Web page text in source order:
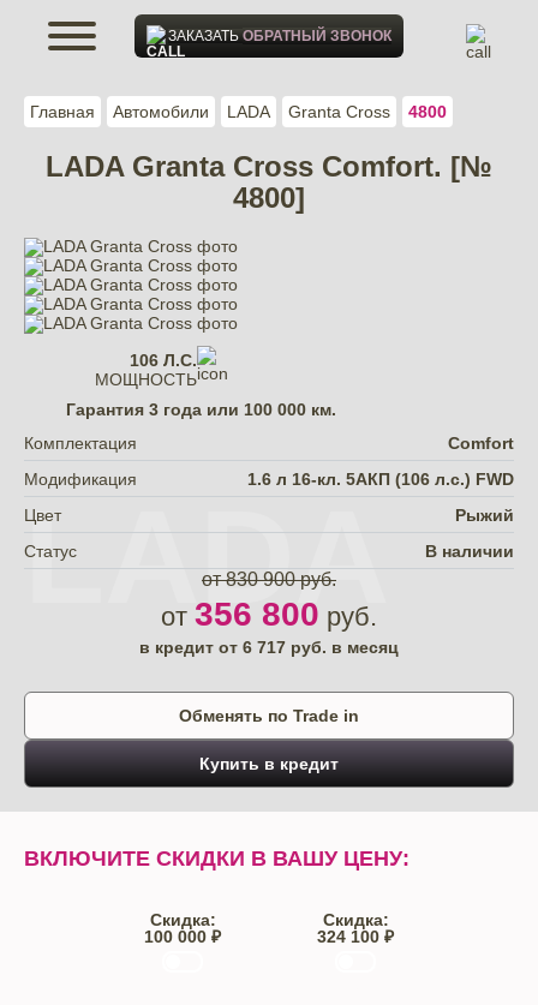
Главная Автомобили LADA Granta Cross 4800
LADA Granta Cross Comfort. [№
4800]
LADA
Гарантия 3 года или 100 000 км.
Комплектация
Comfort
Модификация
1.6 л 16-кл. 5АКП (106 л.с.) FWD
Цвет
Рыжий
Статус
В наличии
от 830 900 руб.
от 356 800 руб.
в кредит от 6 717 руб. в месяц
106 Л.С.
МОЩНОСТЬ
Обменять по Trade in
Купить в кредит
ВКЛЮЧИТЕ СКИДКИ В ВАШУ ЦЕНУ:
Скидка:
100 000 ₽
Скидка:
324 100 ₽
ЗАКАЗАТЬОБРАТНЫЙ ЗВОНОК